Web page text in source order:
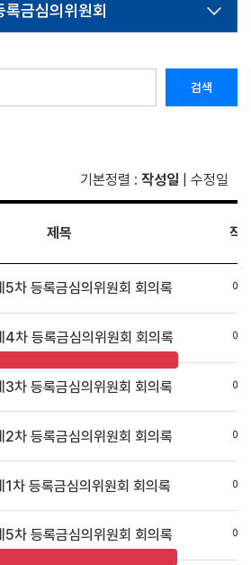
록금심의위원회
검색
기본정렬 : 작성일 수정일
제목 작
차 등록금심의위원회 회의록 예
차 등록금심의위원회 회의록 예
차 등록금심의위원회 회의록 예
차 등록금심의위원회 회의록 예
차 등록금심의위원회 회의록 예
차 등록금심의위원회 회의록 예